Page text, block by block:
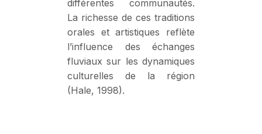
différentes communautés.
La richesse de ces traditions
orales et artistiques reflète
l’influence des échanges
fluviaux sur les dynamiques
culturelles de la région
(Hale, 1998).